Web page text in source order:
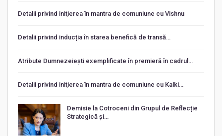
Detalii privind iniţierea în mantra de comuniune cu Vishnu
Detalii privind inducția în starea benefică de transă…
Atribute Dumnezeiești exemplificate în premieră în cadrul…
Detalii privind iniţierea în mantra de comuniune cu Kalki…
Demisie la Cotroceni din Grupul de Reflecție
Strategică și…